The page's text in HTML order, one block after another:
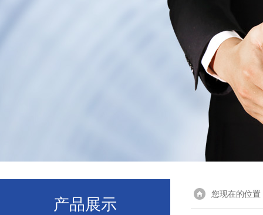
产品展示
您现在的位置